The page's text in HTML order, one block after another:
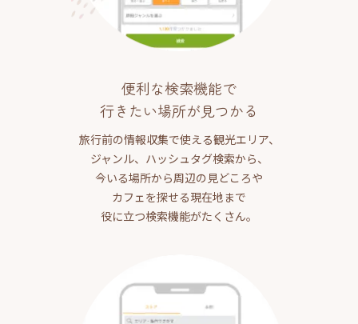
便利な検索機能で
行きたい場所が見つかる
旅行前の情報収集で使える観光エリア、
ジャンル、ハッシュタグ検索から、
今いる場所から周辺の見どころや
カフェを探せる現在地まで
役に立つ検索機能がたくさん。